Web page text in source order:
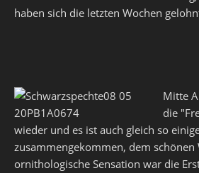
haben sich die letzten Wochen
Mitte
die
wieder und es ist auch gleich so
zusammengekommen, dem schönen
ornithologische Sensation war die